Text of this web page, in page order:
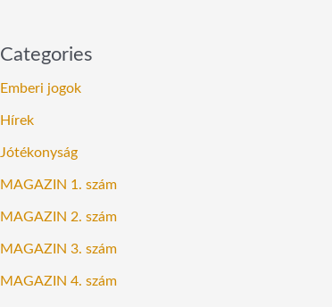
Categories
Emberi jogok
Hírek
Jótékonyság
MAGAZIN 1. szám
MAGAZIN 2. szám
MAGAZIN 3. szám
MAGAZIN 4. szám